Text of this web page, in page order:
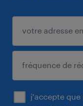
j'accepte